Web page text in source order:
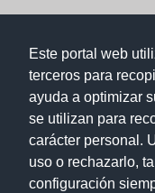
Este portal web
terceros para
ayuda a optimizar
se utilizan para
carácter personal.
uso o rechazarlo,
configuración